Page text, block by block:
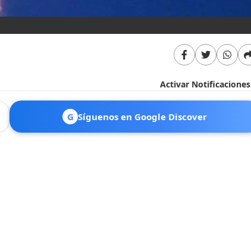
Activar Notificaciones
G Síguenos en Google Discover